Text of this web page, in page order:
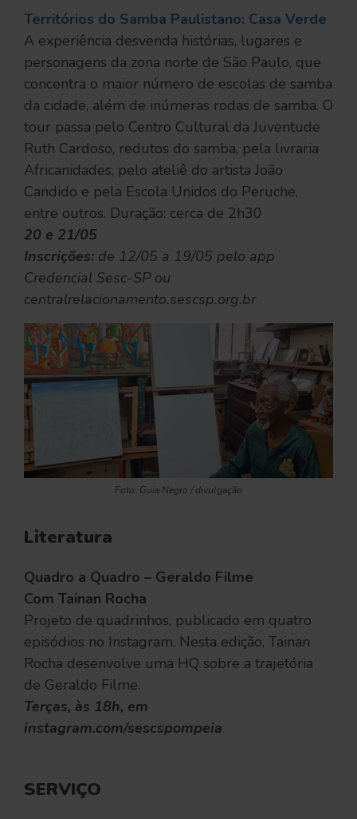
Territórios do Samba Paulistano: Casa Verde
A experiência desvenda histórias, lugares e
personagens da zona norte de São Paulo, que
concentra o maior número de escolas de samba
da cidade, além de inúmeras rodas de samba. O
tour passa pelo Centro Cultural da Juventude
Ruth Cardoso, redutos do samba, pela livraria
Africanidades, pelo ateliê do artista João
Candido e pela Escola Unidos do Peruche,
entre outros. Duração: cerca de 2h30
20 e 21/05
Inscrições: de 12/05 a 19/05 pelo app
Credencial Sesc-SP ou
centralrelacionamento.sescsp.org.br
Foto: Guia Negro / divulgação
Literatura
Quadro a Quadro – Geraldo Filme
Com Tainan Rocha
Projeto de quadrinhos, publicado em quatro
episódios no Instagram. Nesta edição, Tainan
Rocha desenvolve uma HQ sobre a trajetória
de Geraldo Filme.
Terças, às 18h, em
instagram.com/sescspompeia
SERVIÇO